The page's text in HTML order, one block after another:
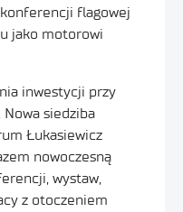
flagowej
jako motorowi
inwestycji przy
Nowa siedziba
Łukasiewicz
nowoczesną
wystaw,
z otoczeniem